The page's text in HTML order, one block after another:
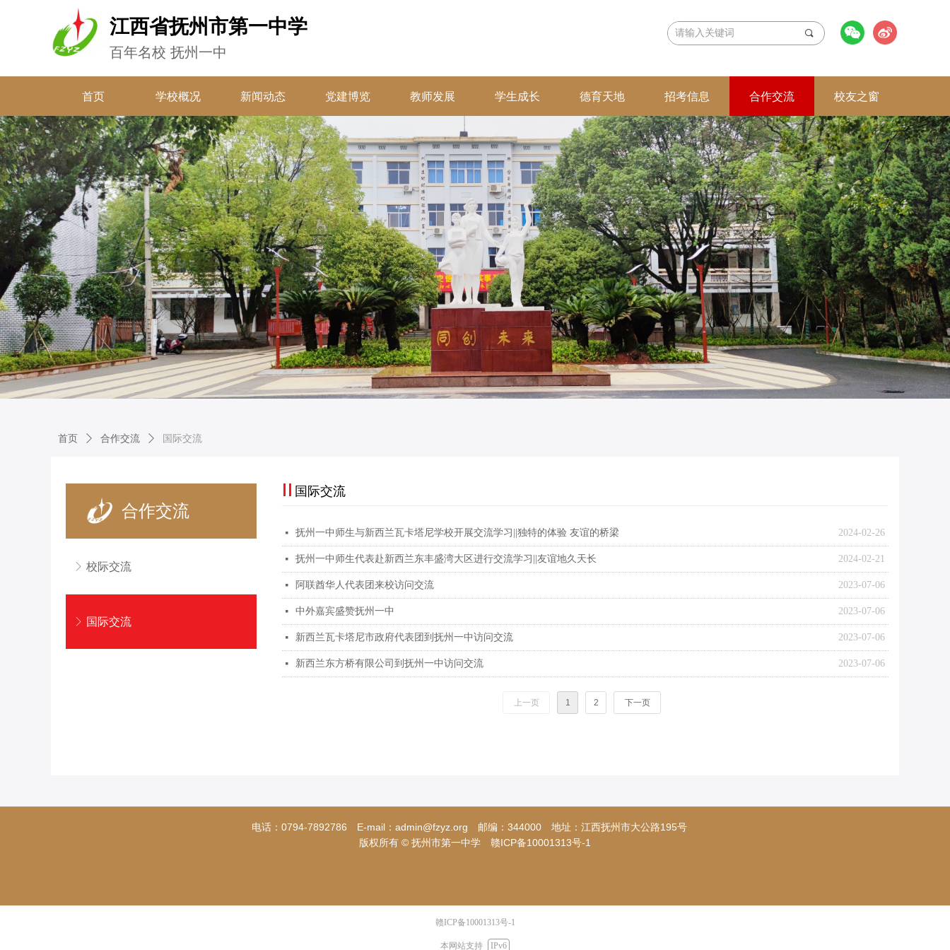
首页 学校概况 新闻动态 党建博览 教师发展 学生成长 德育天地 招考信息 合作交流 校友之窗
江西省抚州市第一中学
百年名校 抚州一中
끠
合作交流
国际交流
2024-02-26
넷 抚州一中师生与新西兰瓦卡塔尼学校开展交流学习||独特的体验 友谊的桥梁
2024-02-21
넷 抚州一中师生代表赴新西兰东丰盛湾大区进行交流学习||友谊地久天长
2023-07-06
넷 阿联酋华人代表团来校访问交流
2023-07-06
넷 中外嘉宾盛赞抚州一中
2023-07-06
넷 新西兰瓦卡塔尼市政府代表团到抚州一中访问交流
2023-07-06
넷 新西兰东方桥有限公司到抚州一中访问交流
上一页 1 2 下一页
ꁕ 校际交流
ꁕ 国际交流
首页 ꄲ 合作交流 ꄲ 国际交流
电话：0794-7892786 E-mail：admin@fzyz.org 邮编：344000 地址：江西抚州市大公路195号
版权所有 © 抚州市第一中学 赣ICP备10001313号-1
赣ICP备10001313号-1
本网站支持 IPv6